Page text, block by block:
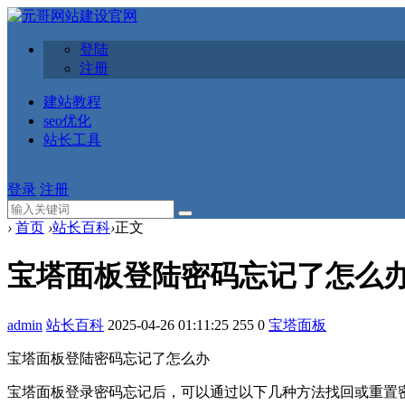
登陆
注册
建站教程
seo优化
站长工具
登录 注册
› 首页 ›站长百科›正文
宝塔面板登陆密码忘记了怎么
admin 站长百科 2025-04-26 01:11:25 255 0 宝塔面板
宝塔面板登陆密码忘记了怎么办
宝塔面板登录密码忘记后，可以通过以下几种方法找回或重置